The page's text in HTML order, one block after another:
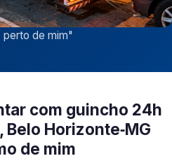
perto de mim"
com guincho 24h
Belo Horizonte‑MG
de mim